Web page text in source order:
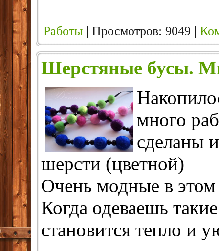
Работы | Просмотров: 9049 |
Шерстяные бусы.
много
сделаны
шерсти (цветной)
Очень модные в этом
Когда одеваешь
становится тепло и